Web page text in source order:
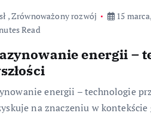
,Zrównoważony rozwój
15
Read
energii –
energii – technologie
na znaczeniu w